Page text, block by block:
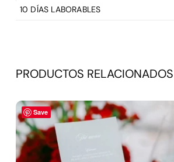
10 DÍAS LABORABLES
PRODUCTOS RELACIONADOS
Save